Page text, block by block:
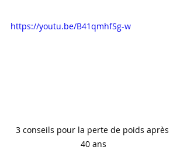
https://youtu.be/B41qmhfSg-w
3 conseils pour la perte de poids après
40 ans